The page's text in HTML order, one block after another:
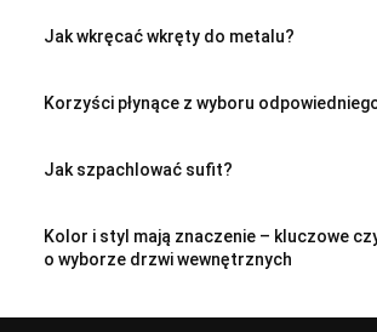
Jak wkręcać wkręty do metalu?
Korzyści płynące z wyboru
Jak szpachlować sufit?
Kolor i styl mają znaczenie – kluczowe
o wyborze drzwi wewnętrznych